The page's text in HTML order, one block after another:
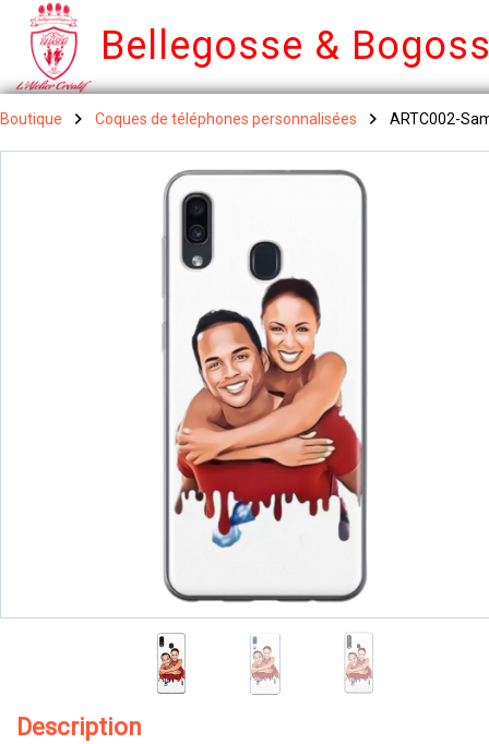
Bellegosse &
Boutique Coques de téléphones personnalisées ARTC002-
Description